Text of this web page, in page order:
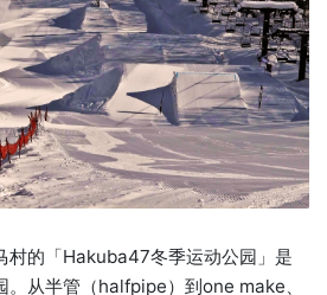
村的「Hakuba47冬季运动公园」是
。从半管（halfpipe）到one make、